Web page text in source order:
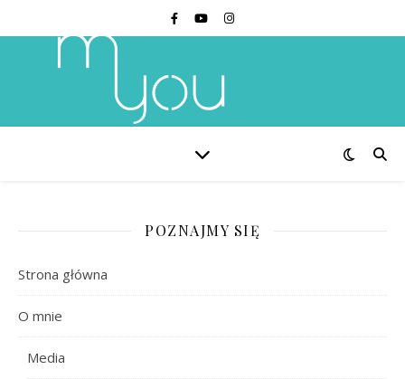
POZNAJMY SIĘ
Strona główna
O mnie
Media